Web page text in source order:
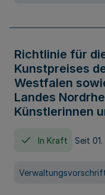
Richtlinie für
Kunstpreises
Westfalen
Landes
Künstlerinnen
In Kraft Seit